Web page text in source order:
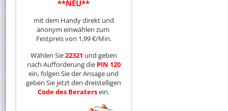
**NEU**
mit dem Handy direkt und
anonym einwählen zum
Festpreis von 1,99 €/Min.
Wählen Sie22321 und geben
nach Aufforderung die PIN 120
ein, folgen Sie der Ansage und
geben Sie jetzt den dreistelligen
Codedes Beratersein.